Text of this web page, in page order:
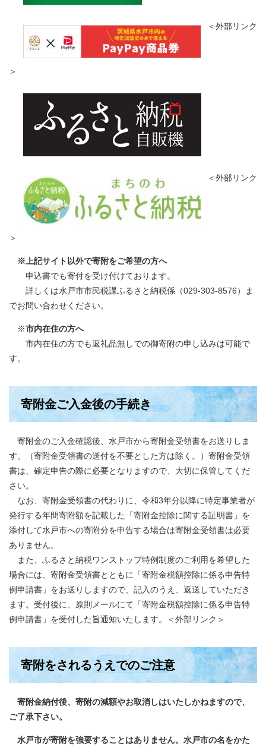
＜外部リンク
＞
＜外部リンク
＞
※上記サイト以外で寄附をご希望の方へ
申込書でも寄付を受け付けております。
詳しくは水戸市市民税課ふるさと納税係（029-303-8576）ま
でお問い合わせください。​
※市内在住の方へ
市内在住の方でも返礼品無しでの御寄附の申し込みは可能で
す。
寄附金ご入金後の手続き
寄附金のご入金確認後、水戸市から寄附金受領書をお送りしま
す。（寄附金受領書の送付を不要とした方は除く。）寄附金受領
書は、確定申告の際に必要となりますので、大切に保管してくだ
さい。
なお、寄附金受領書の代わりに、令和3年分以降に特定事業者が
発行する年間寄附額を記載した「寄附金控除に関する証明書」を
添付して水戸市への寄附分を申告する場合は寄附金受領書は必要
ありません。
また、ふるさと納税ワンストップ特例制度のご利用を希望した
場合には、寄附金受領書とともに「寄附金税額控除に係る申告特
例申請書」をお送りしますので、記入のうえ、返送していただき
ます。受付後に、原則メールにて「寄附金税額控除に係る申告特
例申請書」を受付した旨通知いたします。
＜外部リンク＞
寄附をされるうえでのご注意
寄附金納付後、寄附の減額やお取消しはいたしかねますので、
ご了承下さい。
水戸市が寄附を強要することはありません。水戸市の名をかた